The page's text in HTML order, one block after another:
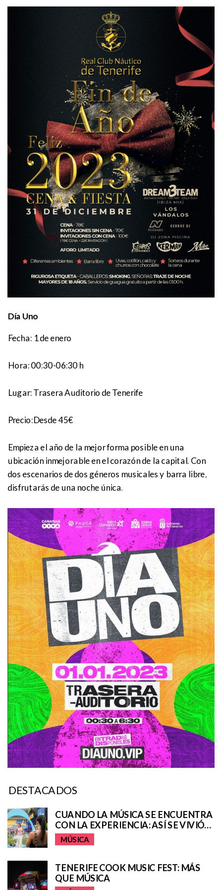
Día Uno
Fecha: 1 de enero
Hora:00:30-06:30 h
Lugar:Trasera Auditorio de Tenerife
Precio:Desde 45€
Empieza el año de la mejor forma posible en una
ubicación inmejorable en el corazón de la capital. Con
dos escenarios de dos géneros musicales y barra libre,
disfrutarás de una noche única.
DESTACADOS
CUANDO LA MÚSICA SE ENCUENTRA
CON LA EXPERIENCIA: ASÍ SE VIVIÓ
EL UNIVERSO REMIX DE IQOS EN EL
GRANCA LIVE FEST
MÚSICA
TENERIFE COOK MUSIC FEST: MÁS
QUE MÚSICA